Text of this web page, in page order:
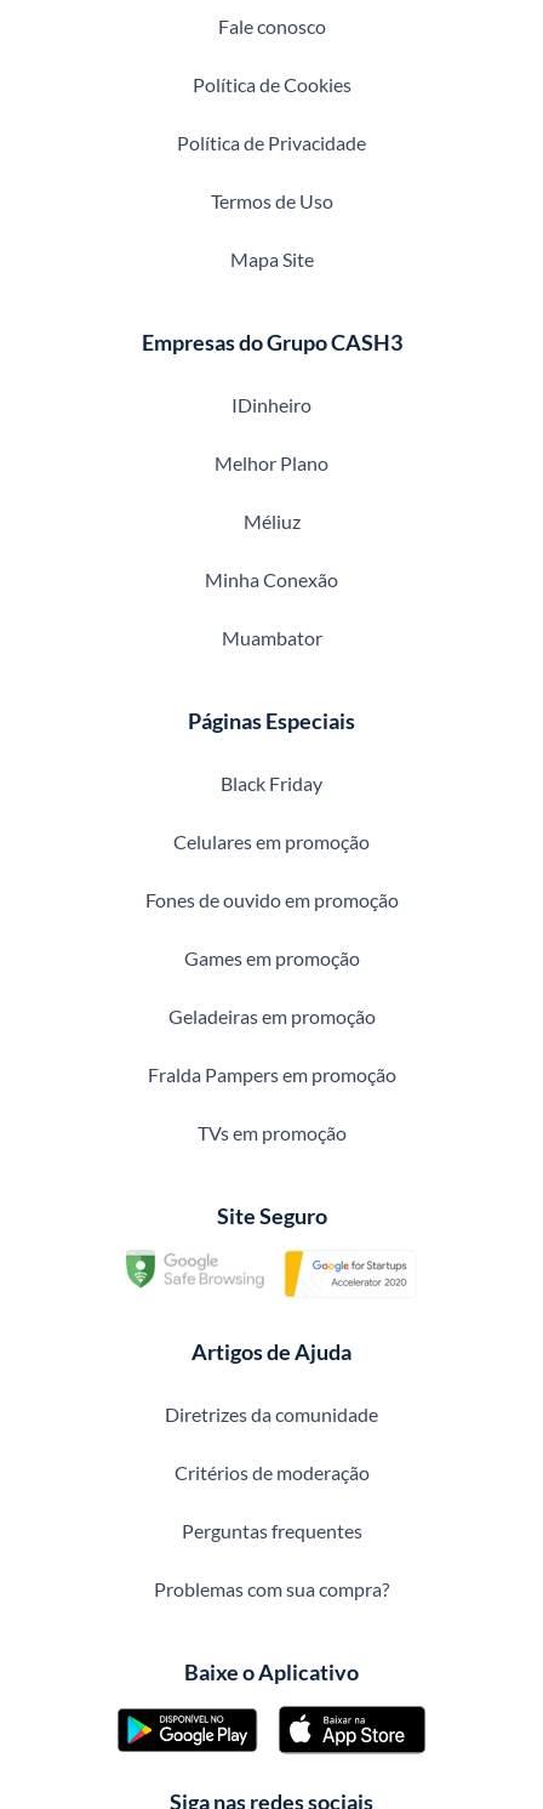
Fale conosco
Política de Cookies
Política de Privacidade
Termos de Uso
Mapa Site
Empresas do Grupo CASH3
IDinheiro
Melhor Plano
Méliuz
Minha Conexão
Muambator
Páginas Especiais
Black Friday
Celulares em promoção
Fones de ouvido em promoção
Games em promoção
Geladeiras em promoção
Fralda Pampers em promoção
TVs em promoção
Site Seguro
Artigos de Ajuda
Diretrizes da comunidade
Critérios de moderação
Perguntas frequentes
Problemas com sua compra?
Baixe o Aplicativo
Siga nas redes sociais